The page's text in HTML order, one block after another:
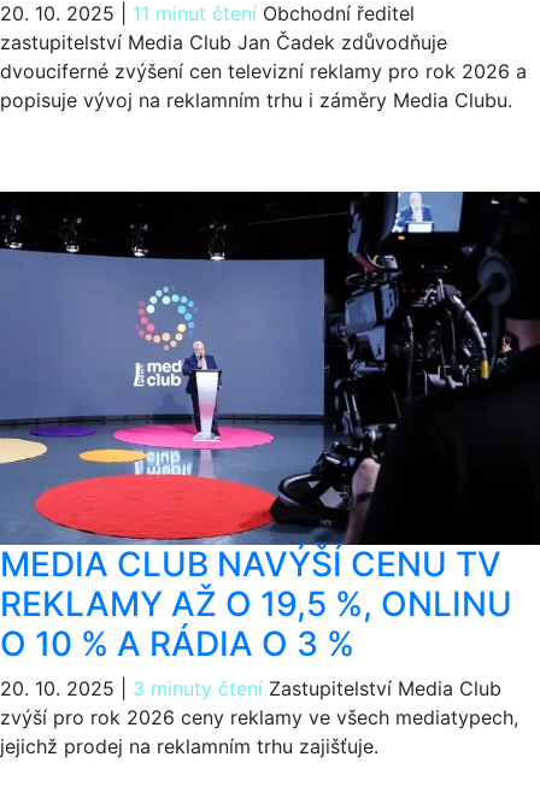
20. 10. 2025 11 minut čtení Obchodní ředitel
zastupitelství Media Club Jan Čadek zdůvodňuje
dvouciferné zvýšení cen televizní reklamy pro rok 2026 a
popisuje vývoj na reklamním trhu i záměry Media Clubu.
MEDIA CLUB NAVÝŠÍ CENU TV
REKLAMY AŽ O 19,5 %, ONLINU
O 10 % A RÁDIA O 3 %
20. 10. 2025 3 minuty čtení Zastupitelství Media Club
zvýší pro rok 2026 ceny reklamy ve všech mediatypech,
jejichž prodej na reklamním trhu zajišťuje.